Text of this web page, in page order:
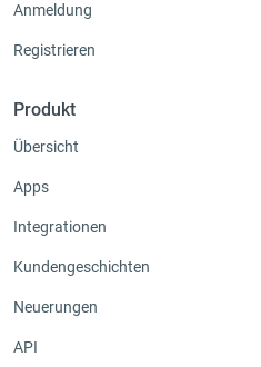
Anmeldung
Registrieren
Produkt
Übersicht
Apps
Integrationen
Kundengeschichten
Neuerungen
API